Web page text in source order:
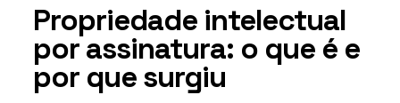
Propriedade intelectual
por assinatura: o que é e
por que surgiu